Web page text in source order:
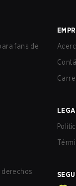
fans de
derechos